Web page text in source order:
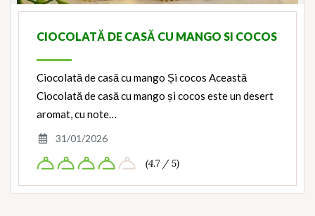
CIOCOLATĂ DE CASĂ CU MANGO SI COCOS
Ciocolată de casă cu mango Și cocos Această
Ciocolată de casă cu mango și cocos este un desert
aromat, cu note…
31/01/2026
(4.7 / 5)